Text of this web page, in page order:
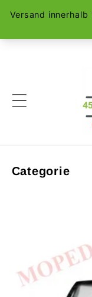
Direct
naar de
Categorie